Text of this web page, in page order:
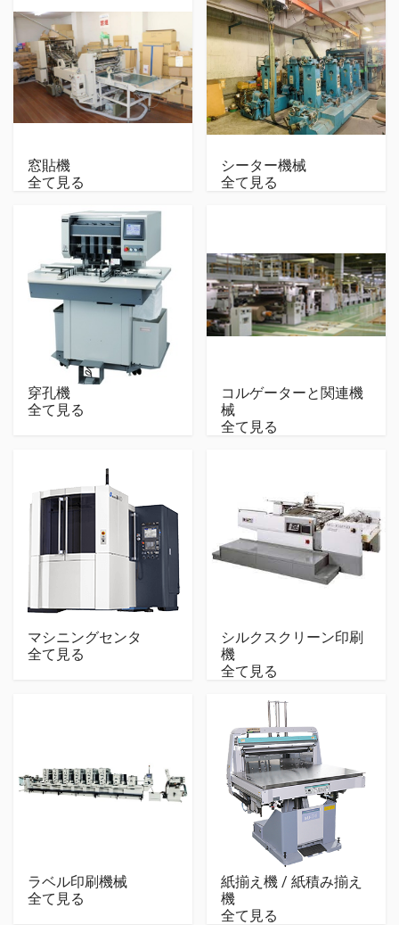
窓貼機
全て見る
シーター機械
全て見る
穿孔機
全て見る
コルゲーターと関連機
械
全て見る
マシニングセンタ
全て見る
シルクスクリーン印刷
機
全て見る
ラベル印刷機械
全て見る
紙揃え機 / 紙積み揃え
機
全て見る